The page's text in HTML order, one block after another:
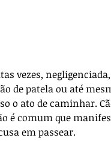
vezes,
de patela ou até
o ato de caminhar.
é comum que
em passear.